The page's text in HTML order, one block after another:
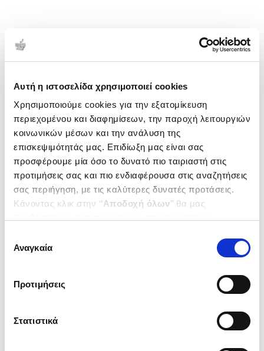
Αυτή η ιστοσελίδα χρησιμοποιεί cookies
Χρησιμοποιούμε cookies για την εξατομίκευση
περιεχομένου και διαφημίσεων, την παροχή λειτουργιών
κοινωνικών μέσων και την ανάλυση της
επισκεψιμότητάς μας. Επιδίωξη μας είναι σας
προσφέρουμε μία όσο το δυνατό πιο ταιριαστή στις
προτιμήσεις σας και πιο ενδιαφέρουσα στις αναζητήσεις
σας περιήγηση, με τις καλύτερες δυνατές προτάσεις.
Κάνοντας κλικ στην ‘’Αποδοχή όλων’’ θα μας
ενδιαφέρουν και να επιλέξετε από τα παρακάτω με την
΄΄και να ενημερωθείτε σχετικά με
συγκατάθεσης
Αναγκαία
Προτιμήσεις
Στατιστικά